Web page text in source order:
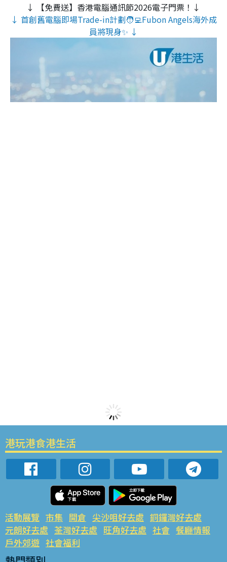
↓ 【免費送】香港電腦通訊節2026電子門票！↓
↓ 首創舊電腦即場Trade-in計劃🧑‍💻Fubon Angels海外成
員將現身✨ ↓
港玩港食港生活
活動展覽 市集 開倉 尖沙咀好去處 銅鑼灣好去處
元朗好去處 荃灣好去處 旺角好去處 社會 餐廳情報
戶外郊遊 社會福利